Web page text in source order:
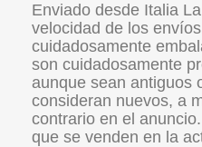
Enviado desde Italia
velocidad de los
cuidadosamente
son cuidadosamente
aunque sean antiguos
consideran nuevos, a
contrario en el
que se venden en la